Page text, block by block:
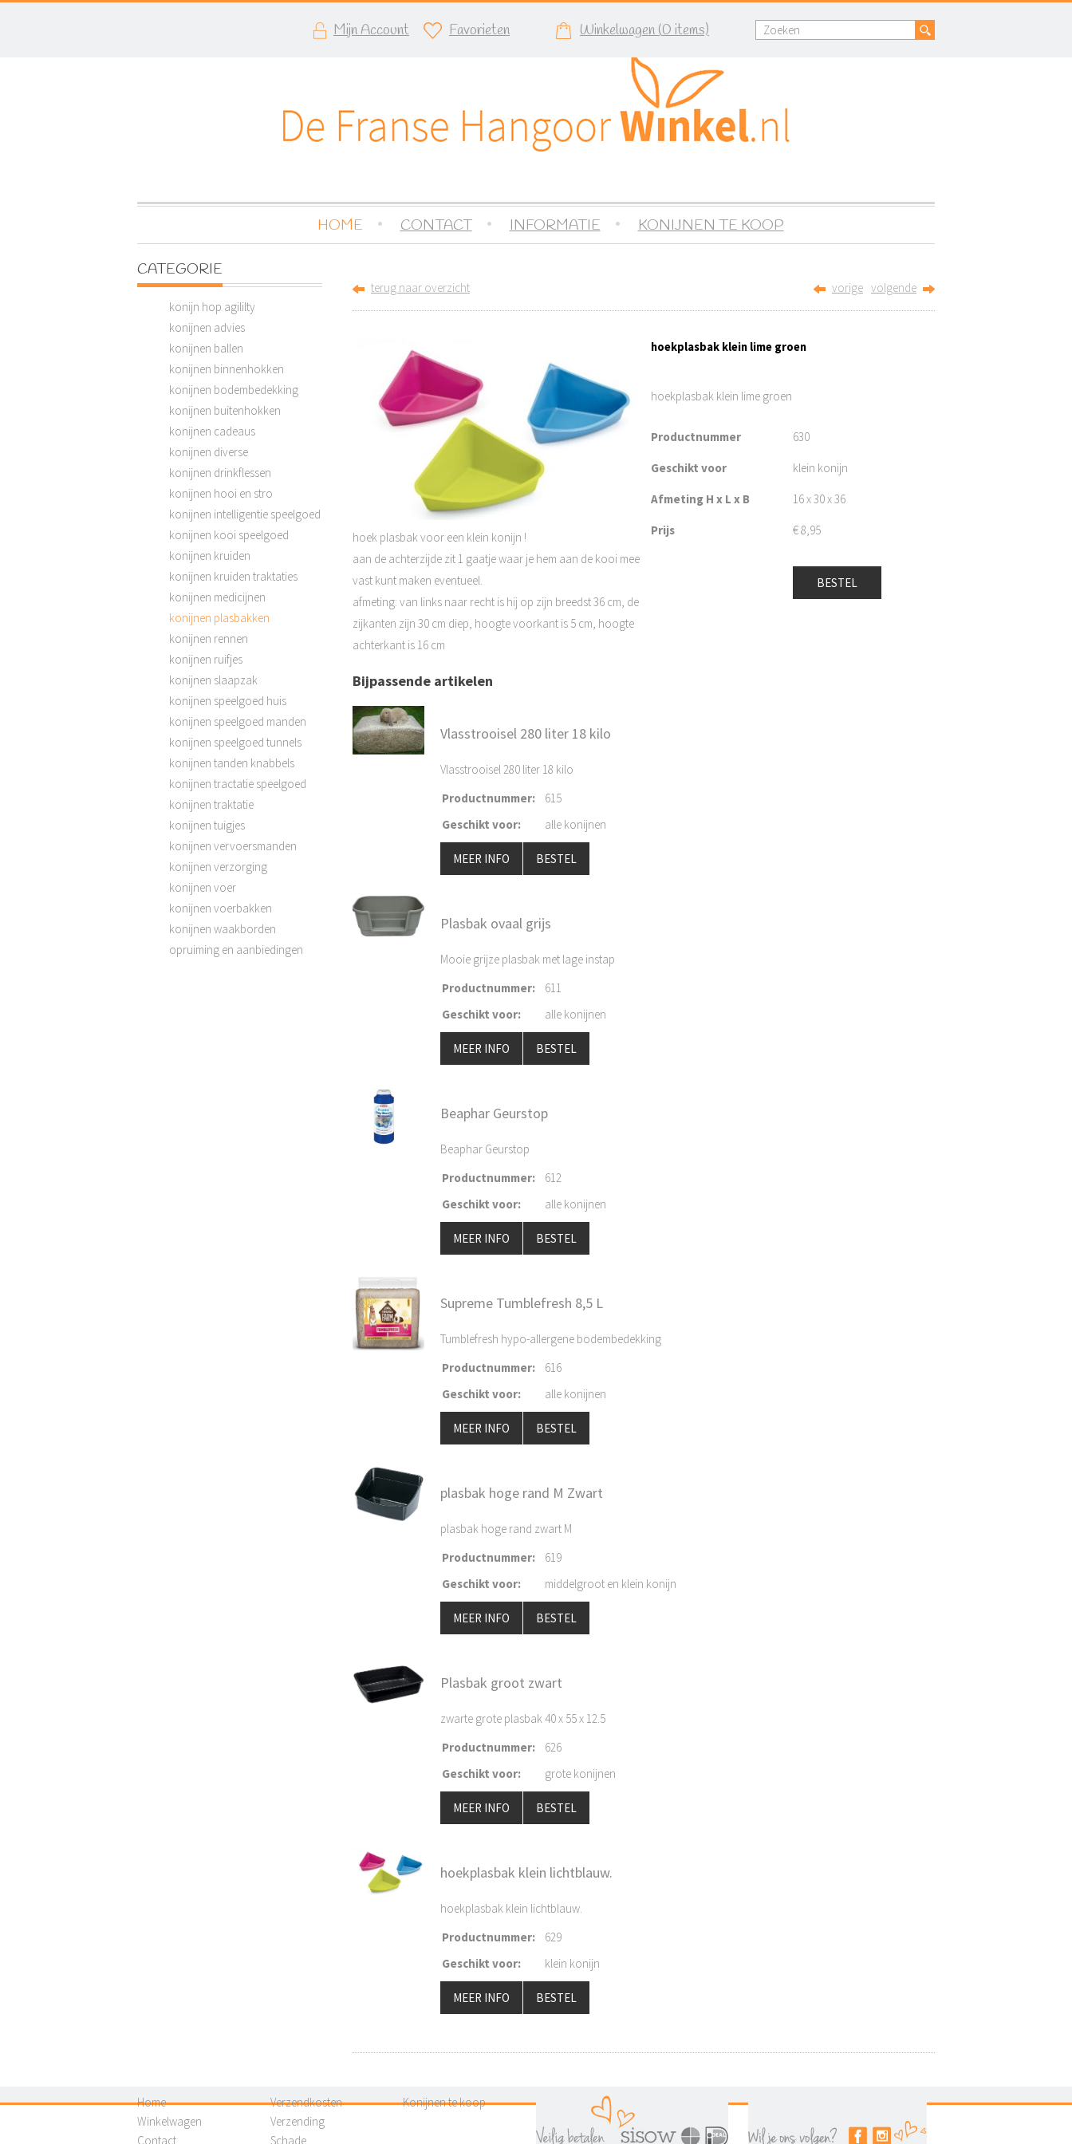
Mijn Account Favorieten Winkelwagen (0 items)
HOME CONTACT INFORMATIE KONIJNEN TE KOOP
CATEGORIE
konijn hop agililty
konijnen advies
konijnen ballen
konijnen binnenhokken
konijnen bodembedekking
konijnen buitenhokken
konijnen cadeaus
konijnen diverse
konijnen drinkflessen
konijnen hooi en stro
konijnen intelligentie speelgoed
konijnen kooi speelgoed
konijnen kruiden
konijnen kruiden traktaties
konijnen medicijnen
konijnen plasbakken
konijnen rennen
konijnen ruifjes
konijnen slaapzak
konijnen speelgoed huis
konijnen speelgoed manden
konijnen speelgoed tunnels
konijnen tanden knabbels
konijnen tractatie speelgoed
konijnen traktatie
konijnen tuigjes
konijnen vervoersmanden
konijnen verzorging
konijnen voer
konijnen voerbakken
konijnen waakborden
opruiming en aanbiedingen
terug naar overzicht vorige volgende
hoekplasbak klein lime groen
hoekplasbak klein lime groen
Productnummer 630
Geschikt voor klein konijn
Afmeting H x L x B 16 x 30 x 36
Prijs €8,95
BESTEL
hoek plasbak voor een klein konijn !
aan de achterzijde zit 1 gaatje waar je hem aan de kooi mee
vast kunt maken eventueel.
afmeting: van links naar recht is hij op zijn breedst 36 cm, de
zijkanten zijn 30 cm diep, hoogte voorkant is 5 cm, hoogte
achterkant is 16 cm
Bijpassende artikelen
Vlasstrooisel 280 liter 18 kilo
Vlasstrooisel 280 liter 18 kilo
Productnummer:
615
Geschikt voor: alle konijnen
MEER INFO BESTEL
Plasbak ovaal grijs
Mooie grijze plasbak met lage instap
Productnummer:
611
Geschikt voor: alle konijnen
MEER INFO BESTEL
Beaphar Geurstop
Beaphar Geurstop
Productnummer:
612
Geschikt voor: alle konijnen
MEER INFO BESTEL
Supreme Tumblefresh 8,5 L
Tumblefresh hypo-allergene bodembedekking
Productnummer:
616
Geschikt voor: alle konijnen
MEER INFO BESTEL
plasbak hoge rand M Zwart
plasbak hoge rand zwart M
Productnummer:
619
Geschikt voor: middelgroot en klein konijn
MEER INFO BESTEL
Plasbak groot zwart
zwarte grote plasbak 40 x 55 x 12.5
Productnummer:
626
Geschikt voor: grote konijnen
MEER INFO BESTEL
hoekplasbak klein lichtblauw.
hoekplasbak klein lichtblauw.
Productnummer:
629
Geschikt voor: klein konijn
MEER INFO BESTEL
Home
Winkelwagen
Contact
Verzendkosten
Verzending
Schade
Konijnen te koop